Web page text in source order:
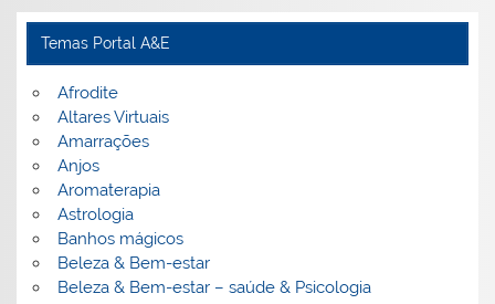
Temas Portal A&E
Afrodite
Altares Virtuais
Amarrações
Anjos
Aromaterapia
Astrologia
Banhos mágicos
Beleza & Bem-estar
Beleza & Bem-estar – saúde & Psicologia